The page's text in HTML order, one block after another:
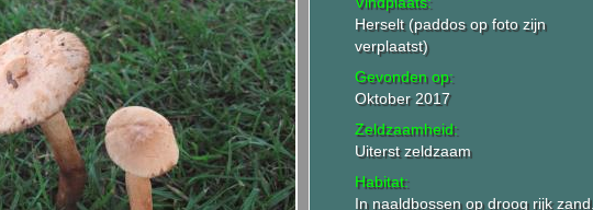
Herselt (paddos op foto zijn
verplaatst)
Gevonden op:
Oktober 2017
Zeldzaamheid:
Uiterst zeldzaam
Habitat:
In naaldbossen op droog rijk zand.